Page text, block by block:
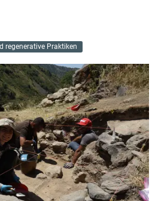
regenerative Praktiken